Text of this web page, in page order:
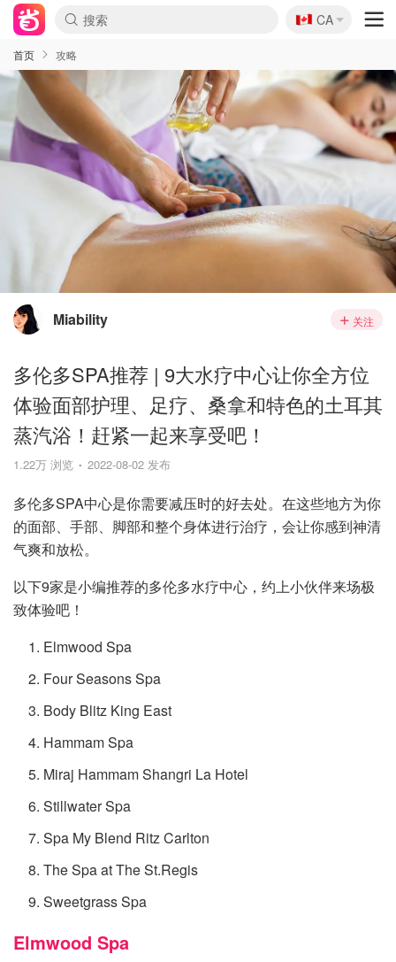
🇨🇦
CA
首页 攻略
Miability 关注
多伦多SPA推荐 | 9大水疗中心让你全方位
体验面部护理、足疗、桑拿和特色的土耳其
蒸汽浴！赶紧一起来享受吧！
1.22万 浏览 2022-08-02 发布
多伦多SPA中心是你需要减压时的好去处。在这些地方为你
的面部、手部、脚部和整个身体进行治疗，会让你感到神清
气爽和放松。
以下9家是小编推荐的多伦多水疗中心，约上小伙伴来场极
致体验吧！
Elmwood Spa
Four Seasons Spa
Body Blitz King East
Hammam Spa
Miraj Hammam Shangri La Hotel
Stillwater Spa
Spa My Blend Ritz Carlton
The Spa at The St.Regis
Sweetgrass Spa
Elmwood Spa